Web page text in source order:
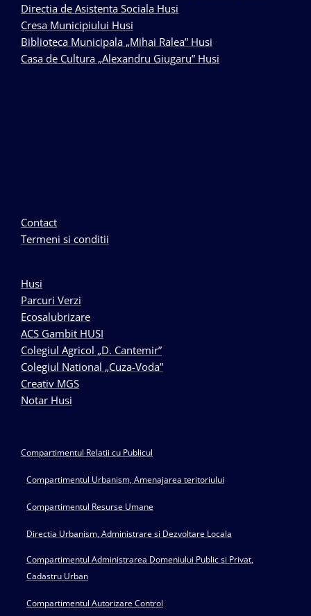
Directia de Asistenta Sociala Husi
Cresa Municipiului Husi
Biblioteca Municipala „Mihai Ralea” Husi
Casa de Cultura „Alexandru Giugaru” Husi
Contact
Termeni si conditii
Husi
Parcuri Verzi
Ecosalubrizare
ACS Gambit HUSI
Colegiul Agricol „D. Cantemir”
Colegiul National „Cuza-Voda”
Creativ MGS
Notar Husi
Compartimentul Relatii cu Publicul
Compartimentul Urbanism, Amenajarea teritoriului
Compartimentul Resurse Umane
Directia Urbanism, Administrare si Dezvoltare Locala
Compartimentul Administrarea Domeniului Public si Privat,
Cadastru Urban
Compartimentul Autorizare Control